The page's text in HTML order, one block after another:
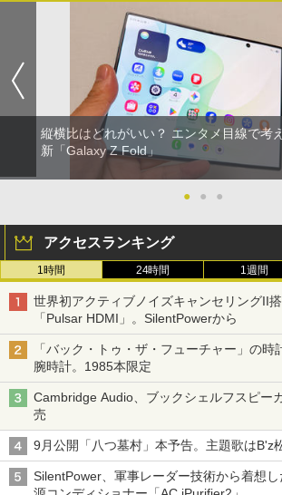
縦横比はどれがいい？ エンタメ目線で考
新「Galaxy Z Fold」
● ● ●
アクセスランキング
1時間 24時間 1週間
世界初アクティブノイズキャンセリングII
「Pulsar HDMI」。SilentPowerから
「バック・トゥ・ザ・フューチャー」の時
腕時計。1985本限定
Cambridge Audio、ブックシェルフスピー
売
9月公開「八つ墓村」本予告。主題歌はB'z
SilentPower、軍事レーダー技術から着想